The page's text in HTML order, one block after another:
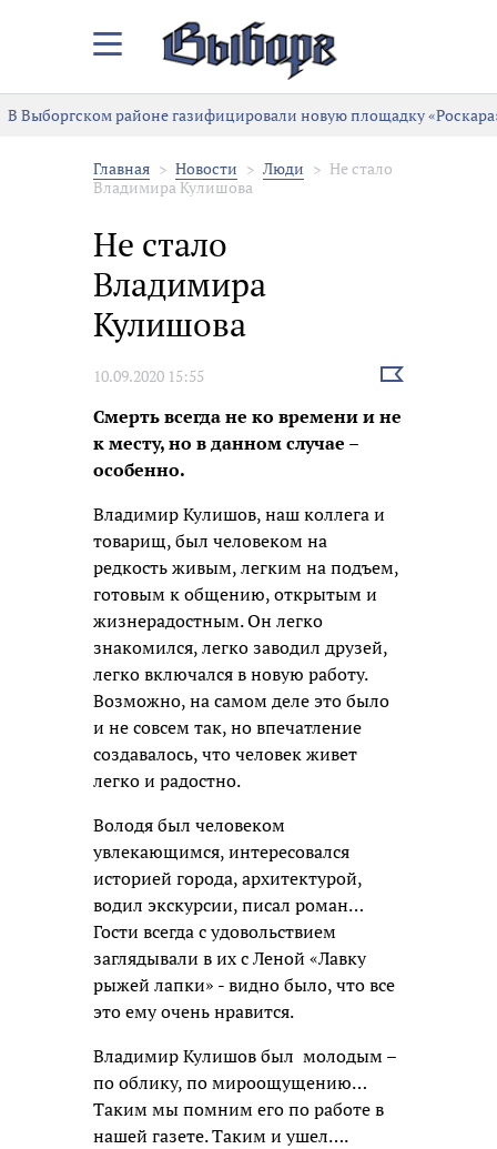
Закрыть/
меню
В Выборгском районе газифицировали новую площадку «Роскара»
Главная Новости Люди
Не стало
Владимира Кулишова
Не стало
Владимира
Кулишова
10.09.2020 15:55
Выбрать
Смерть всегда не ко времени и не
к месту, но в данном случае –
особенно.
Владимир Кулишов, наш коллега и
товарищ, был человеком на
редкость живым, легким на подъем,
готовым к общению, открытым и
жизнерадостным. Он легко
знакомился, легко заводил друзей,
легко включался в новую работу.
Возможно, на самом деле это было
и не совсем так, но впечатление
создавалось, что человек живет
легко и радостно.
Володя был человеком
увлекающимся, интересовался
историей города, архитектурой,
водил экскурсии, писал роман…
Гости всегда с удовольствием
заглядывали в их с Леной «Лавку
рыжей лапки» - видно было, что все
это ему очень нравится.
Владимир Кулишов был молодым –
по облику, по мироощущению…
Таким мы помним его по работе в
нашей газете. Таким и ушел….